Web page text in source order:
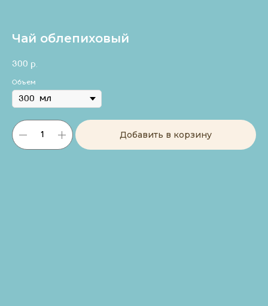
Чай облепиховый
300 р.
Объем
Добавить в корзину